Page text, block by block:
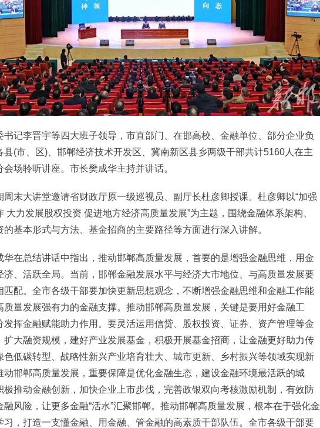
李晋宇等四大班子领导，市直部门、在邯高校、金融单位、部分企业负
县(市、区)、邯郸经济技术开发区、冀南新区县乡两级干部共计5160人在主
会场聆听讲座。市长樊成华主持并讲话。
大讲堂邀请省财政厅原一级巡视员、副厅长杜彦卿授课。杜彦卿以“加强
大力发展股权投资 促进地方经济高质量发展”为主题，围绕金融体系架构、
的基本形式与方法、基金招商的主要路径等方面进行深入讲解。
总结讲话中指出，推动邯郸高质量发展，首要的是增强金融思维，用金
济、活跃全局。当前，邯郸金融发展水平与经济大市地位、与高质量发展要
匹配。全市各级干部要加快更新思想观念，不断增强金融思维和金融工作能
质量发展强有力的金融支撑。推动邯郸高质量发展，关键是要用好金融工
发挥金融赋能助力作用。要灵活运用信贷、股权投资、证券、资产管理等金
扩大融资规模，建好产业发展基金，积极开展基金招商，让金融更好助力传
色低碳转型、战略性新兴产业培育壮大、城市更新、乡村振兴等领域实现新
动邯郸高质量发展，重要保障是优化金融生态，建设金融环境最活跃的城
极推动金融创新，加快企业上市步伐，完善政银双向考核激励机制，有效防
融风险，让更多金融“活水”汇聚邯郸。推动邯郸高质量发展，根本在于强化金
习，打造一支懂金融、用金融、管金融的高素质干部队伍。全市各级干部要